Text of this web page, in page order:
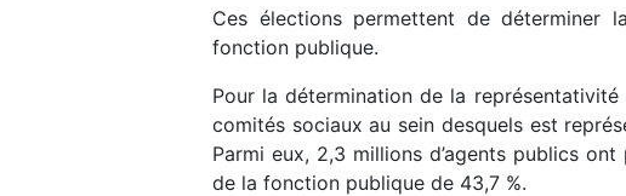
Ces élections permettent de déterminer
fonction publique.
Pour la détermination de la
comités sociaux au sein desquels est
Parmi eux, 2,3 millions d’agents publics
de la fonction publique de 43,7 %.